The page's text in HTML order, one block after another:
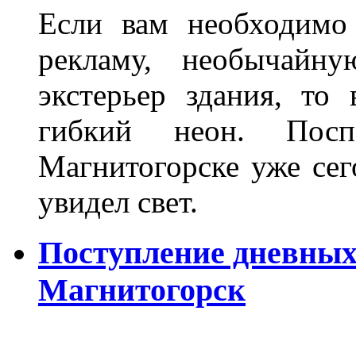
Если вам
рекламу,
экстерьер здания,
гибкий неон.
Магнитогорске уже
увидел свет.
Поступление
Магнитогорск